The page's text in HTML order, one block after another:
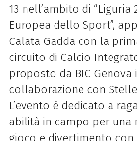
13 nell’ambito di “Liguria
Europea dello Sport”,
Calata Gadda con la
circuito di Calcio
proposto da BIC Genova
collaborazione con
L’evento è dedicato a
abilità in campo per una
gioco e divertimento